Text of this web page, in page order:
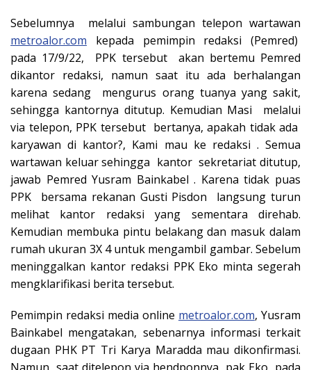
Sebelumnya melalui sambungan telepon wartawan
metroalor.com kepada pemimpin redaksi (Pemred)
pada 17/9/22, PPK tersebut akan bertemu Pemred
dikantor redaksi, namun saat itu ada berhalangan
karena sedang mengurus orang tuanya yang sakit,
sehingga kantornya ditutup. Kemudian Masi melalui
via telepon, PPK tersebut bertanya, apakah tidak ada
karyawan di kantor?, Kami mau ke redaksi . Semua
wartawan keluar sehingga kantor sekretariat ditutup,
jawab Pemred Yusram Bainkabel . Karena tidak puas
PPK bersama rekanan Gusti Pisdon langsung turun
melihat kantor redaksi yang sementara direhab.
Kemudian membuka pintu belakang dan masuk dalam
rumah ukuran 3X 4 untuk mengambil gambar. Sebelum
meninggalkan kantor redaksi PPK Eko minta segerah
mengklarifikasi berita tersebut.
Pemimpin redaksi media online metroalor.com, Yusram
Bainkabel mengatakan, sebenarnya informasi terkait
dugaan PHK PT Tri Karya Maradda mau dikonfirmasi.